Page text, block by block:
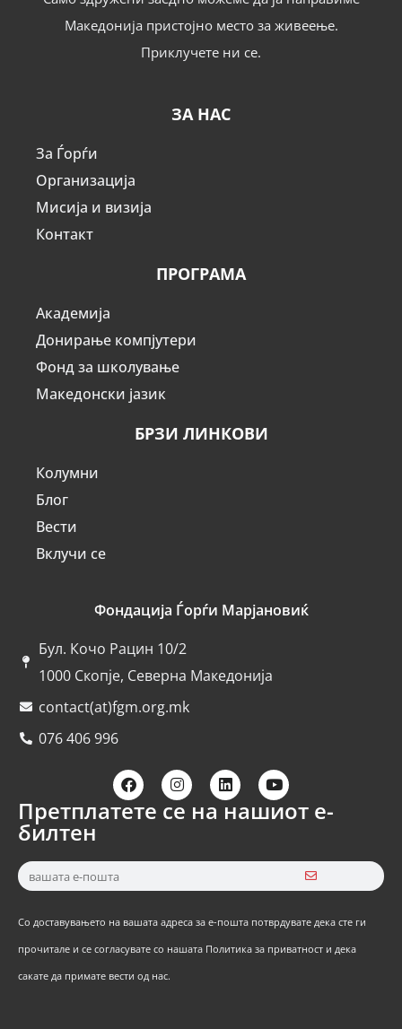
Македонија пристојно место за живеење.
Приклучете ни се.
ЗА НАС
За Ѓорѓи
Организација
Мисија и визија
Контакт
ПРОГРАМА
Академија
Донирање компјутери
Фонд за школување
Македонски јазик
БРЗИ ЛИНКОВИ
Колумни
Блог
Вести
Вклучи се
Фондација Ѓорѓи Марјановиќ
Бул. Кочо Рацин 10/2
1000 Скопје, Северна Македонија
contact(at)fgm.org.mk
076 406 996
Претплатете се на нашиот е-
билтен
Со доставувањето на вашата адреса за е-пошта потврдувате дека сте ги
прочитале и се согласувате со нашата Политика за приватност и дека
сакате да примате вести од нас.